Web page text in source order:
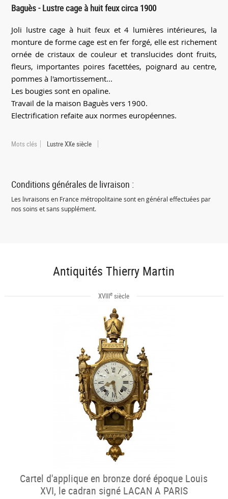
Baguès - Lustre cage à huit feux circa 1900
Joli lustre cage à huit feux et 4 lumières intérieures, la
monture de forme cage est en fer forgé, elle est richement
ornée de cristaux de couleur et translucides dont fruits,
fleurs, importantes poires facettées, poignard au centre,
pommes à l'amortissement...
Les bougies sont en opaline.
Travail de la maison Baguès vers 1900.
Electrification refaite aux normes européennes.
Mots clés Lustre XXe siècle
Conditions générales de livraison :
Les livraisons en France métropolitaine sont en général effectuées par
nos soins et sans supplément.
Antiquités Thierry Martin
XVIIIe siècle
Cartel d'applique en bronze doré époque Louis
XVI, le cadran signé LACAN A PARIS